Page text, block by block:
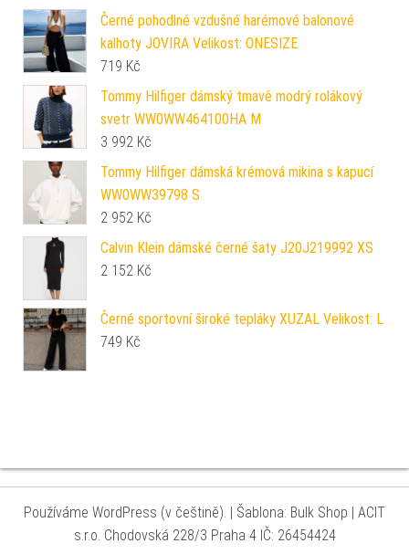
Černé pohodlné vzdušné harémové balonové
kalhoty JOVIRA Velikost: ONESIZE
719 Kč
Tommy Hilfiger dámský tmavě modrý rolákový
svetr WW0WW464100HA M
3 992 Kč
Tommy Hilfiger dámská krémová mikina s kapucí
WW0WW39798 S
2 952 Kč
Calvin Klein dámské černé šaty J20J219992 XS
2 152 Kč
Černé sportovní široké tepláky XUZAL Velikost: L
749 Kč
Používáme WordPress (v češtině). | Šablona: Bulk Shop | ACIT
s.r.o. Chodovská 228/3 Praha 4 IČ: 26454424